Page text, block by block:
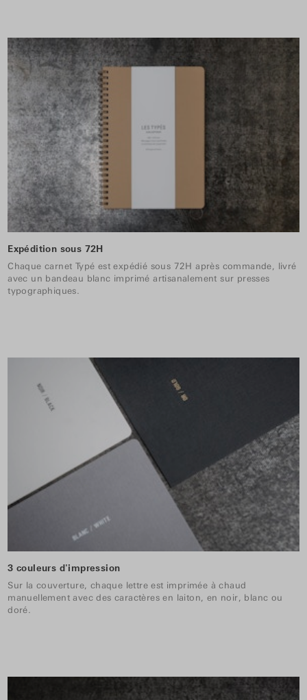
Expédition sous 72H
Chaque carnet Typé est expédié sous 72H après commande, livré
avec un bandeau blanc imprimé artisanalement sur presses
typographiques.
3 couleurs d'impression
Sur la couverture, chaque lettre est imprimée à chaud
manuellement avec des caractères en laiton, en noir, blanc ou
doré.